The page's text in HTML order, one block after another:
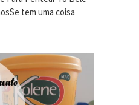
tem uma coisa